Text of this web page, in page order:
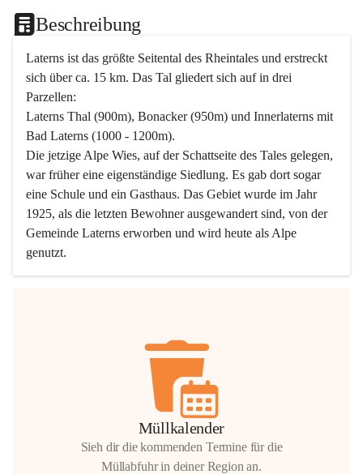
Beschreibung
Laterns ist das größte Seitental des Rheintales und erstreckt
sich über ca. 15 km. Das Tal gliedert sich auf in drei
Parzellen:
Laterns Thal (900m), Bonacker (950m) und Innerlaterns mit
Bad Laterns (1000 - 1200m).
Die jetzige Alpe Wies, auf der Schattseite des Tales gelegen,
war früher eine eigenständige Siedlung. Es gab dort sogar
eine Schule und ein Gasthaus. Das Gebiet wurde im Jahr
1925, als die letzten Bewohner ausgewandert sind, von der
Gemeinde Laterns erworben und wird heute als Alpe
genutzt.
Müllkalender
Sieh dir die kommenden Termine für die
Müllabfuhr in deiner Region an.